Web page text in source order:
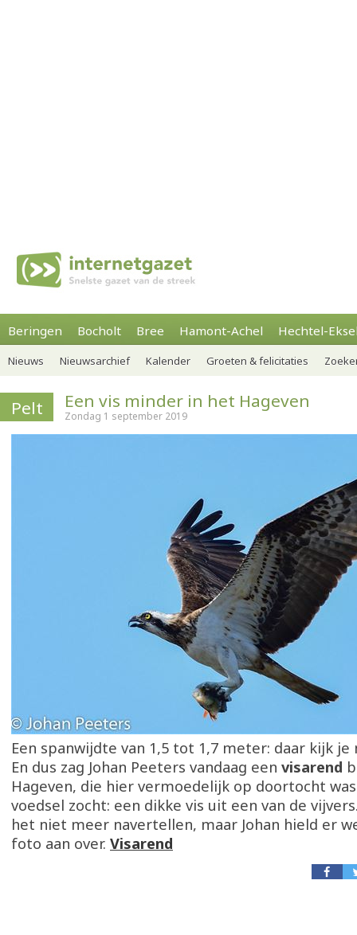
Beringen Bocholt Bree Hamont-Achel Hechtel-
Nieuws Nieuwsarchief Kalender Groeten & felicitaties
Pelt Een vis minder in het Hageven
Zondag 1 september 2019
Een spanwijdte van 1,5 tot 1,7 meter: daar kijk je
En dus zag Johan Peeters vandaag een visarend
Hageven, die hier vermoedelijk op doortocht
voedsel zocht: een dikke vis uit een van de
het niet meer navertellen, maar Johan hield er
foto aan over. Visarend